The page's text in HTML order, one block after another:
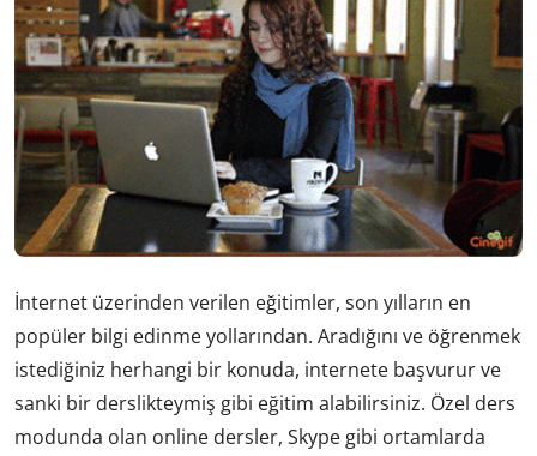
İnternet üzerinden verilen eğitimler, son yılların en
popüler bilgi edinme yollarından. Aradığını ve öğrenmek
istediğiniz herhangi bir konuda, internete başvurur ve
sanki bir derslikteymiş gibi eğitim alabilirsiniz. Özel ders
modunda olan online dersler, Skype gibi ortamlarda